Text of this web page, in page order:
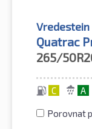
Vredestein
Quatrac
265/
C A
Porovnat